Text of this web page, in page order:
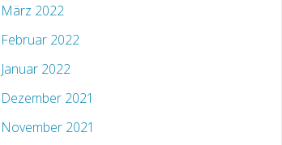
März 2022
Februar 2022
Januar 2022
Dezember 2021
November 2021